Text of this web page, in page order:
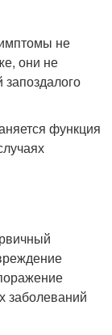
не
они не
функция
заболеваний